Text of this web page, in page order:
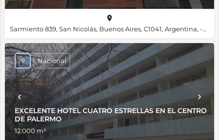
Sarmiento 839, San Nicolás, Buenos Aires, C1041, Argentina, -34.60478, -58.37857
EXCELENTE HOTEL CUATRO ESTRELLAS EN EL CENTRO
DE PALERMO
12.000 m²
Nacional